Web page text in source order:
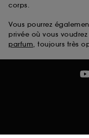
corps.
Vous pourrez
privée où vous
parfum, toujours très